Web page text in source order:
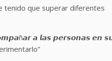
tenido que superar diferentes
𝙖 𝙡𝙖𝙨 𝙥𝙚𝙧𝙨𝙤𝙣𝙖𝙨 𝙚𝙣